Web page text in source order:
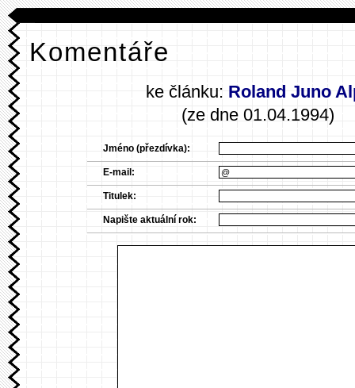
Komentáře
ke článku: Roland Juno
(ze dne 01.04.1994)
Jméno (přezdívka):
E-mail:
Titulek:
Napište aktuální rok: